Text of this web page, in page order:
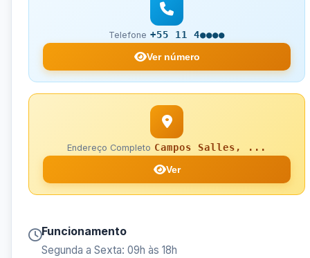
Telefone +55 11 4●●●●
Ver número
Endereço Completo Campos Salles, ...
Ver
Funcionamento
Segunda a Sexta: 09h às 18h